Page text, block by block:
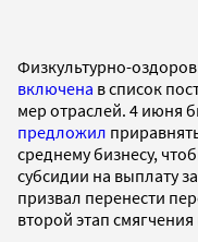
Физкультурно-
включена в список
мер отраслей. 4 июня
предложил
среднему бизнесу,
субсидии на выплату
призвал перенести
второй этап